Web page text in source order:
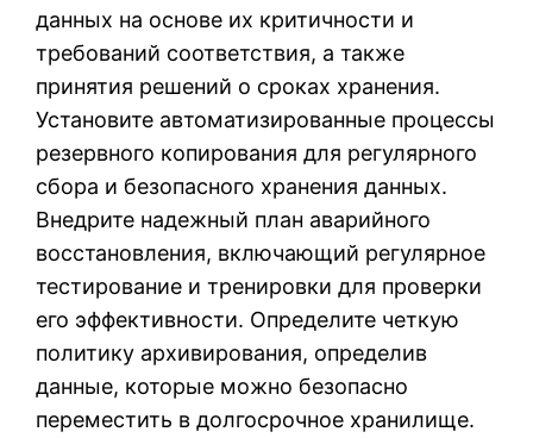
данных на основе их критичности и
требований соответствия, а также
принятия решений о сроках хранения.
Установите автоматизированные процессы
резервного копирования для регулярного
сбора и безопасного хранения данных.
Внедрите надежный план аварийного
восстановления, включающий регулярное
тестирование и тренировки для проверки
его эффективности. Определите четкую
политику архивирования, определив
данные, которые можно безопасно
переместить в долгосрочное хранилище.